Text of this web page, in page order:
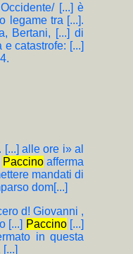
[...] è
legame tra [...].
Bertani, [...] di
catastrofe: [...]
alle ore i» al
Paccino afferma
mandati di
dom[...]
d! Giovanni ,
[...] Paccino[...]
in questa